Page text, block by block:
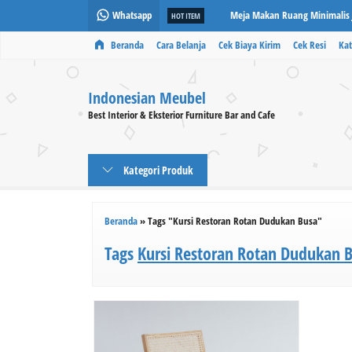
Whatsapp HOT ITEM Meja Makan Ruang Minimalis
Kursi Cafe Jati Perhutani
Kursi Bar Terbaru Italyan Kayu
Kursi Bar Kevin Dudukan Kulit
Garden chair Outdoor Cafe
Beranda Cara Belanja Cek Biaya Kirim Cek Resi
Indonesian Meubel
Best Interior & Eksterior Furniture Bar and Cafe
Kategori Produk
Beranda»Tags "Kursi Restoran Rotan Dudukan Busa"
TagsKursi Restoran Rotan Dudukan